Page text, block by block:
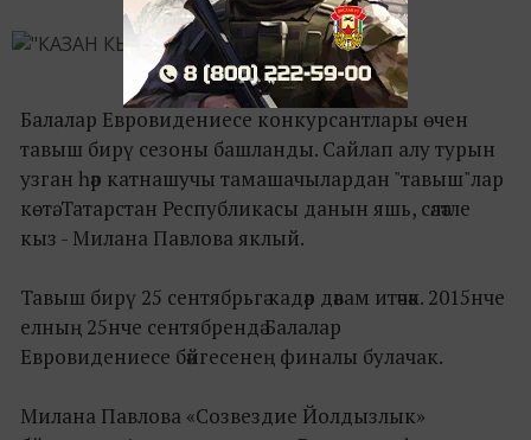
Балалар Евровидениесе конкурсантлары өчен
тавыш бирү сезоны башланды. Сайлап алу турын
узган һәр катнашучы тамашачылардан "тавыш"лар
көтә. Татарстан Республикасы данын яшь, сәләтле
кыз - Милана Павлова яклый.
Тавыш бирү 25 сентябрьгә кадәр дәвам итәчәк. 2015нче
елның 25нче сентябрендә Балалар
Евровидениесе бәйгесенең финалы булачак.
Милана Павлова «Созвездие Йолдызлык»